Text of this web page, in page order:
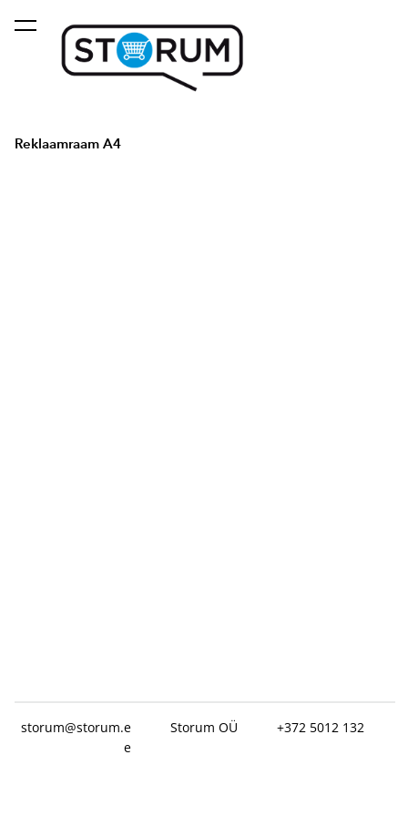
lisati ostukorvi. Vaata ostukorvi
Reklaamraam A4
storum@storum.e
e
Storum OÜ +372 5012 132